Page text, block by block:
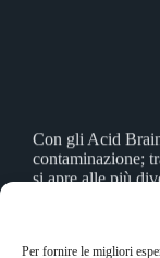
Per fornire le migliori
Con gli Acid
contaminazione;
si apre alle più